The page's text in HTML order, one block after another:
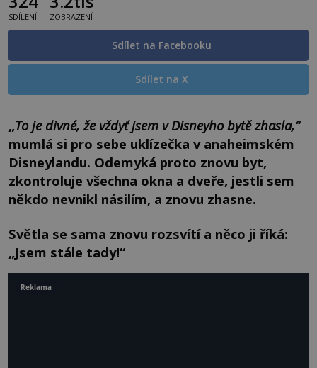
SDÍLENÍ ZOBRAZENÍ
Sdílet na Facebooku
Sdílet na X
„To je divné, že vždyť jsem v Disneyho bytě zhasla,“
mumlá si pro sebe uklízečka v anaheimském
Disneylandu. Odemyká proto znovu byt,
zkontroluje všechna okna a dveře, jestli sem
někdo nevnikl násilím, a znovu zhasne.
Světla se sama znovu rozsvítí a něco ji říká:
„Jsem stále tady!“
Reklama